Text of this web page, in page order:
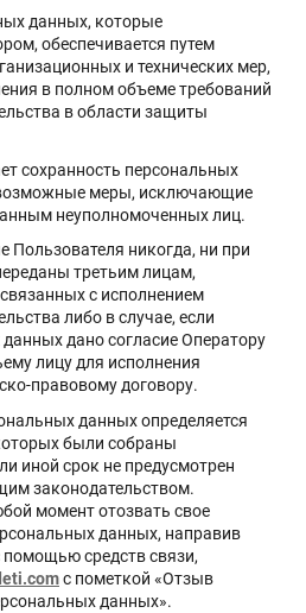
данных, которые
обеспечивается путем
и технических мер,
в полном объеме требований
в области защиты
сохранность персональных
меры, исключающие
неуполномоченных лиц.
Пользователя никогда, ни при
третьим лицам,
с исполнением
либо в случае, если
дано согласие Оператору
лицу для исполнения
правовому договору.
данных определяется
были собраны
иной срок не предусмотрен
законодательством.
момент отозвать свое
данных, направив
средств связи,
с пометкой «Отзыв
данных».